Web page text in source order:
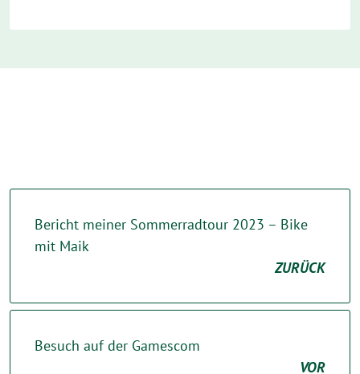
Bericht meiner Sommerradtour 2023 – Bike
mit Maik
ZURÜCK
Besuch auf der Gamescom
VOR